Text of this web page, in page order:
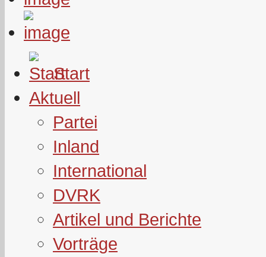
Start
Aktuell
Partei
Inland
International
DVRK
Artikel und Berichte
Vorträge